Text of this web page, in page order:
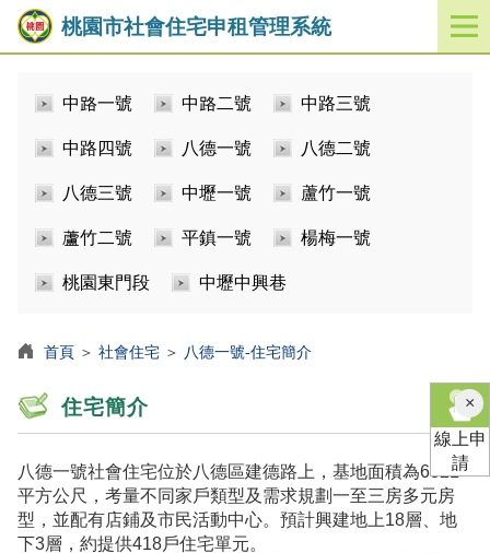
桃園市社會住宅申租管理系統
開
啟
中路一號 中路二號 中路三號
中路四號 八德一號 八德二號
八德三號 中壢一號 蘆竹一號
蘆竹二號 平鎮一號 楊梅一號
桃園東門段 中壢中興巷
首頁 ＞ 社會住宅 ＞ 八德一號-住宅簡介
住宅簡介
八德一號社會住宅位於八德區建德路上，基地面積為6821
平方公尺，考量不同家戶類型及需求規劃一至三房多元房
型，並配有店鋪及市民活動中心。預計興建地上18層、地
下3層，約提供418戶住宅單元。
×關
閉
線上申
請